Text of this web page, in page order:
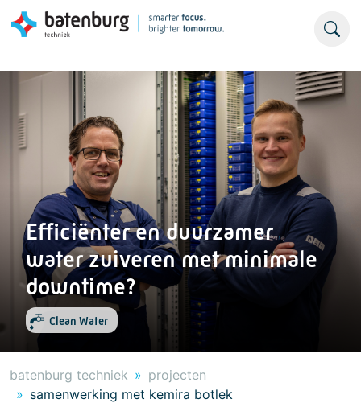
Efficiënter en duurzamer
water zuiveren met minimale
downtime?
Clean Water
batenburg techniek
projecten
samenwerking met kemira botlek